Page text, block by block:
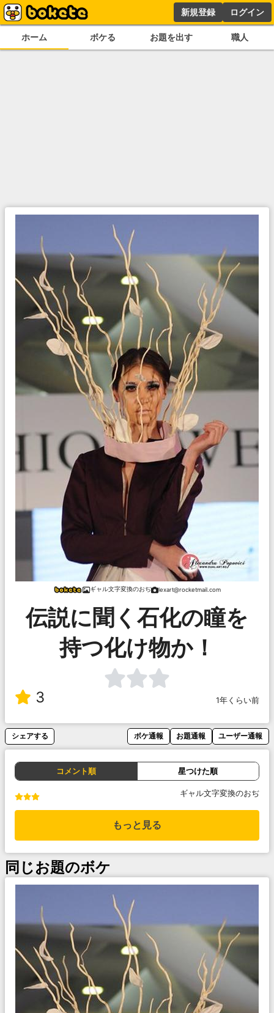
新規登録 ログイン
ホーム ボケる お題を出す 職人
ギャル文字変換のおぢ lexart@rocketmail.com
伝説に聞く石化の瞳を
持つ化け物か！
3 1年くらい前
シェアする ボケ通報 お題通報 ユーザー通報
コメント順 星つけた順
ギャル文字変換のおぢ
もっと見る
同じお題のボケ